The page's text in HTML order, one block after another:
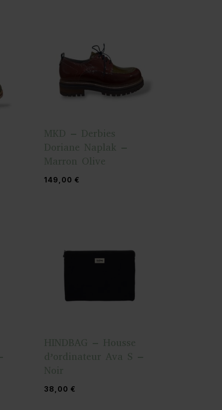
MKD – Derbies
Doriane Naplak –
Marron Olive
149,00 €
HINDBAG – Housse
d’ordinateur Ava S –
Noir
38,00 €